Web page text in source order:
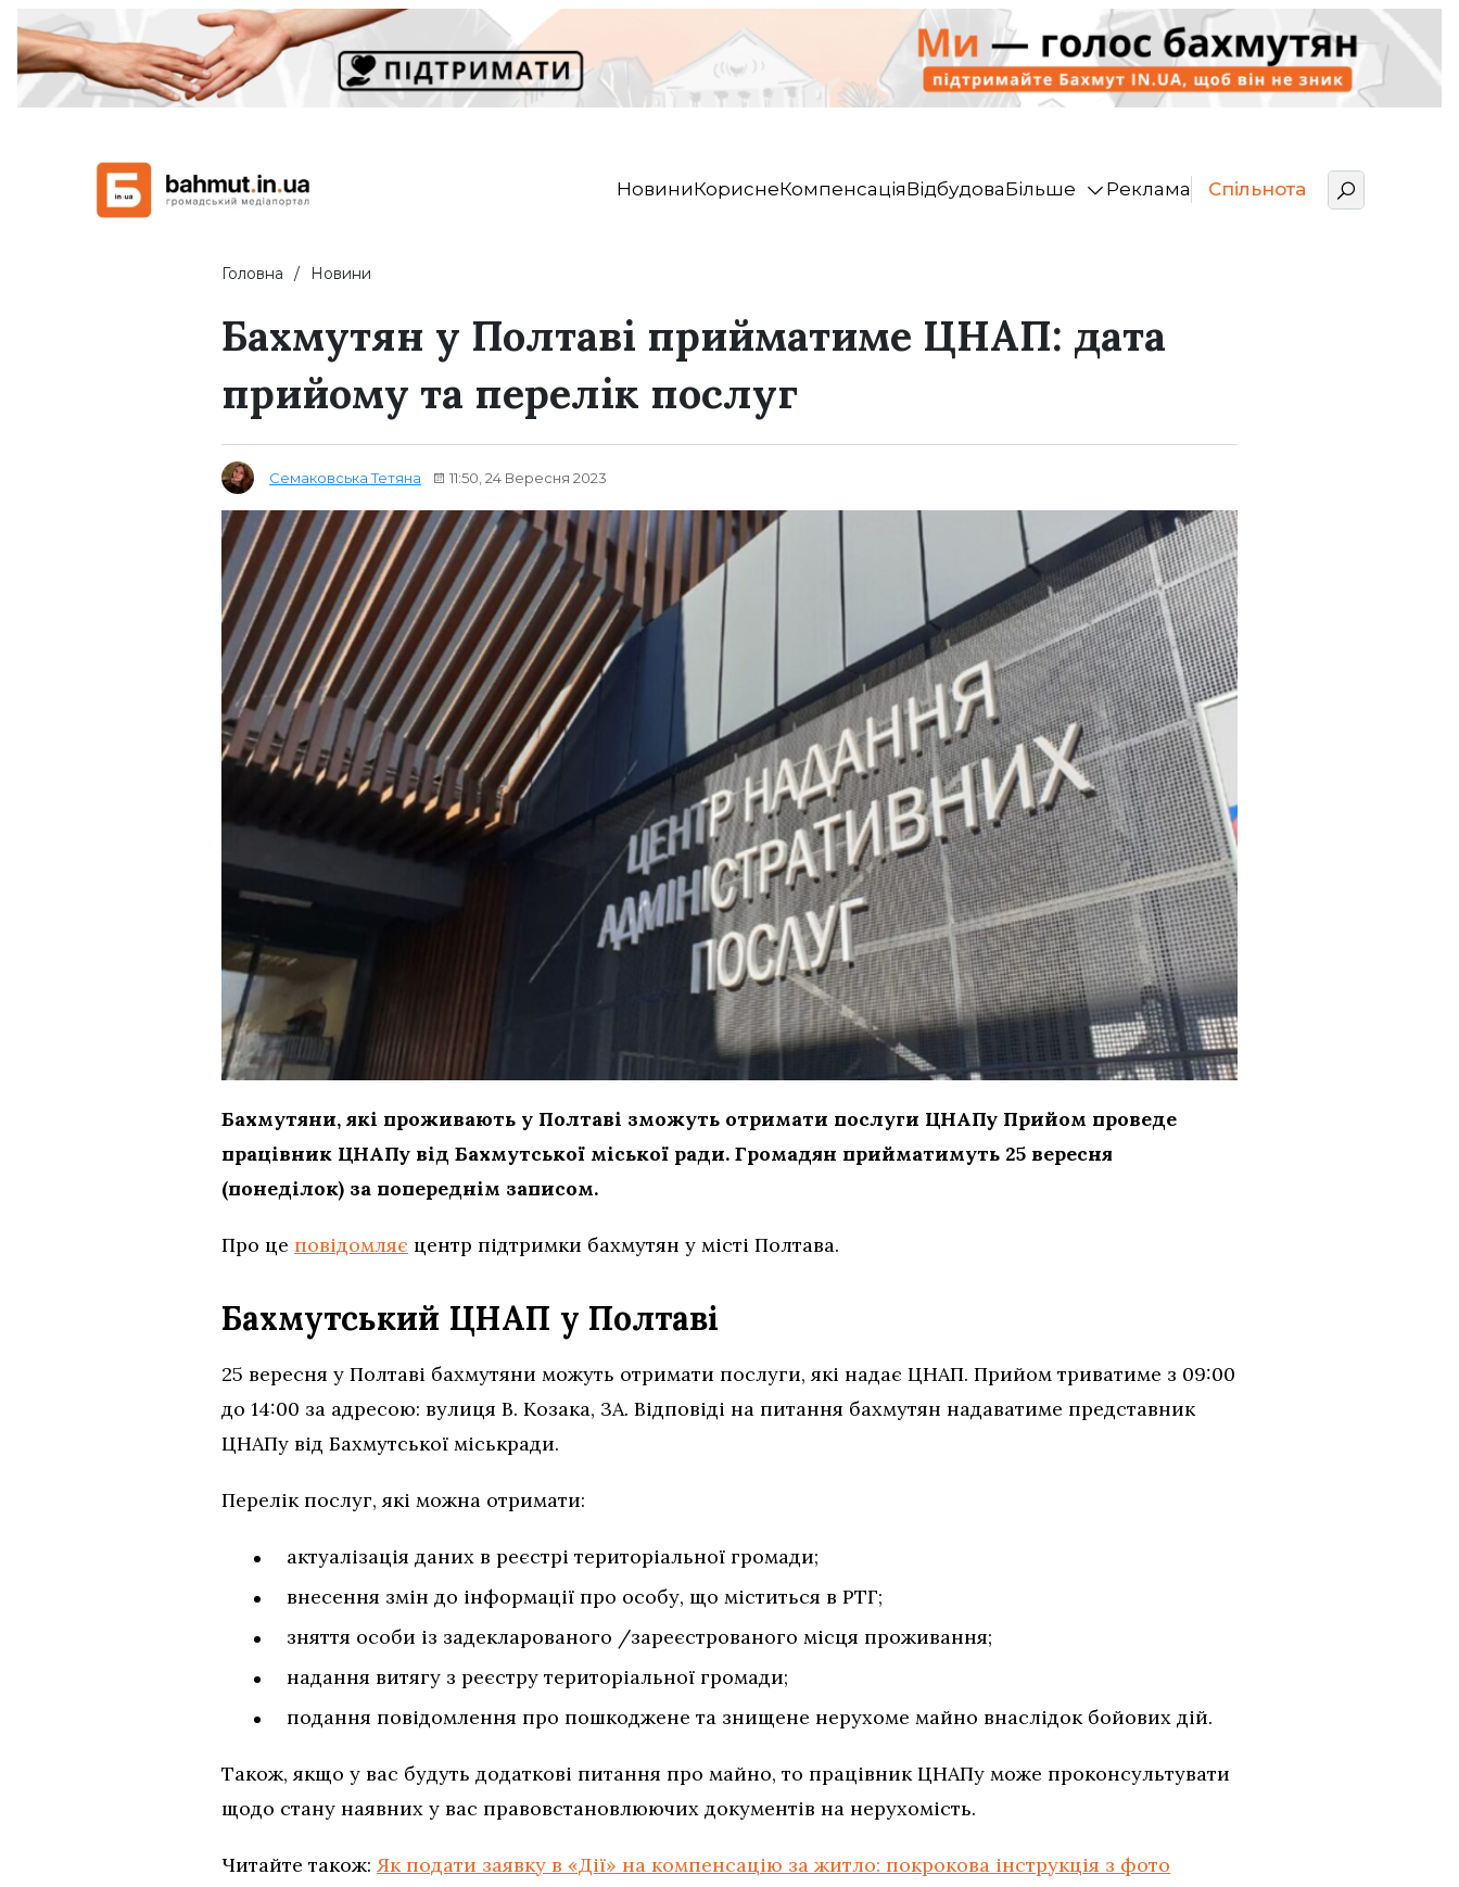
НовиниКориснеКомпенсаціяВідбудоваБільше Реклама Спільнота
Головна Новини
Бахмутян у Полтаві прийматиме ЦНАП: дата
прийому та перелік послуг
Семаковська Тетяна 11:50, 24 Вересня 2023
Бахмутяни, які проживають у Полтаві зможуть отримати послуги ЦНАПу Прийом проведе
працівник ЦНАПу від Бахмутської міської ради. Громадян прийматимуть 25 вересня
(понеділок) за попереднім записом.
Про це повідомляє центр підтримки бахмутян у місті Полтава.
Бахмутський ЦНАП у Полтаві
25 вересня у Полтаві бахмутяни можуть отримати послуги, які надає ЦНАП. Прийом триватиме з 09:00
до 14:00 за адресою: вулиця В. Козака, 3А. Відповіді на питання бахмутян надаватиме представник
ЦНАПу від Бахмутської міськради.
Перелік послуг, які можна отримати:
актуалізація даних в реєстрі територіальної громади;
внесення змін до інформації про особу, що міститься в РТГ;
зняття особи із задекларованого /зареєстрованого місця проживання;
надання витягу з реєстру територіальної громади;
подання повідомлення про пошкоджене та знищене нерухоме майно внаслідок бойових дій.
Також, якщо у вас будуть додаткові питання про майно, то працівник ЦНАПу може проконсультувати
щодо стану наявних у вас правовстановлюючих документів на нерухомість.
Читайте також: Як подати заявку в «Дії» на компенсацію за житло: покрокова інструкція з фото